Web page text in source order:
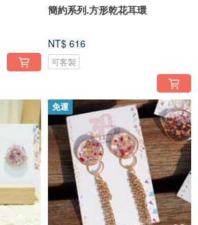
簡約系列.方形乾花耳環
NT$ 616
可客製
免運